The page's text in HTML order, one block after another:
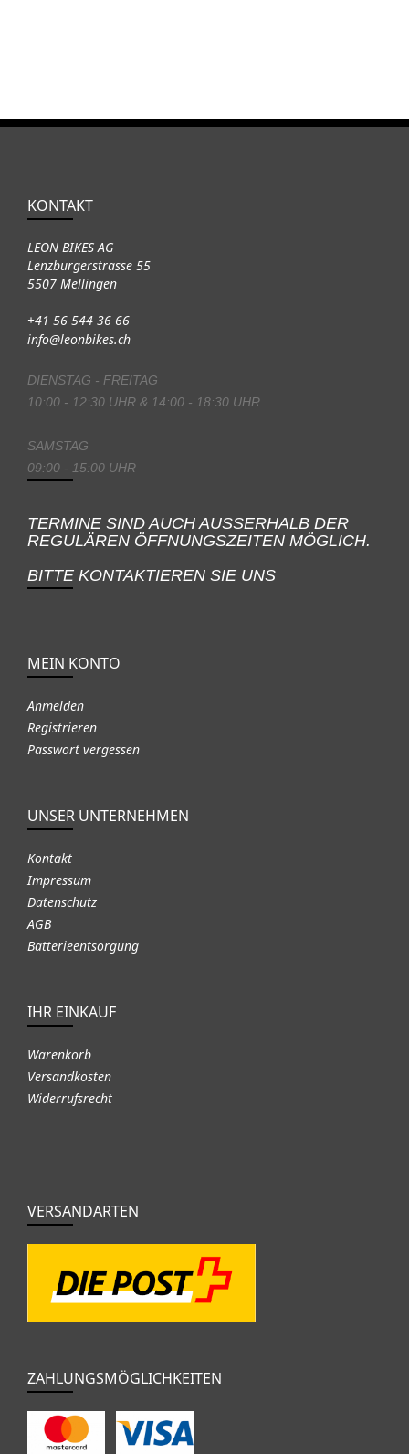
KONTAKT
LEON BIKES AG
Lenzburgerstrasse 55
5507 Mellingen
+41 56 544 36 66
info@leonbikes.ch
DIENSTAG - FREITAG
10:00 - 12:30 UHR & 14:00 - 18:30 UHR
SAMSTAG
09:00 - 15:00 UHR
TERMINE SIND AUCH AUSSERHALB DER
REGULÄREN ÖFFNUNGSZEITEN MÖGLICH.
BITTE KONTAKTIEREN SIE UNS
MEIN KONTO
Anmelden
Registrieren
Passwort vergessen
UNSER UNTERNEHMEN
Kontakt
Impressum
Datenschutz
AGB
Batterieentsorgung
IHR EINKAUF
Warenkorb
Versandkosten
Widerrufsrecht
VERSANDARTEN
ZAHLUNGSMÖGLICHKEITEN